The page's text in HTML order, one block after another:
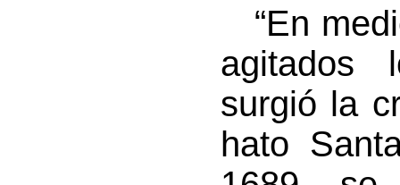
“En
agitados
surgió la
hato